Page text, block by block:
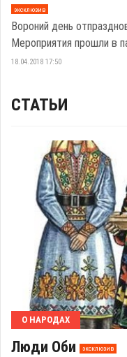
эксклюзив
Вороний день
Мероприятия прошли в
18.04.2018 17:50
СТАТЬИ
О НАРОДАХ
Люди Оби эксклюзив